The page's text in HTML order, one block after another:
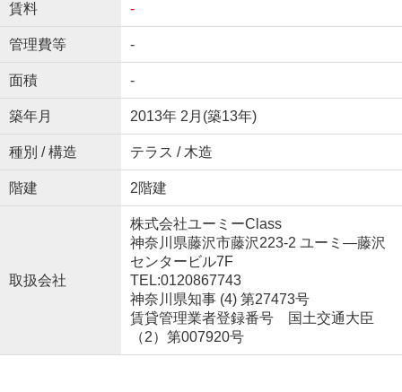
賃料 -
管理費等 -
面積 -
築年月 2013年 2月(築13年)
種別 / 構造 テラス / 木造
階建 2階建
取扱会社
株式会社ユーミーClass
神奈川県藤沢市藤沢223-2 ユーミ―藤沢
センタービル7F
TEL:0120867743
神奈川県知事 (4) 第27473号
賃貸管理業者登録番号 国土交通大臣
（2）第007920号